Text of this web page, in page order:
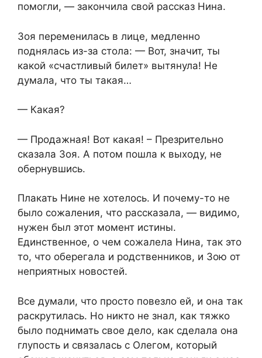
помогли, — закончила свой рассказ Нина.
Зоя переменилась в лице, медленно
поднялась из-за стола: — Вот, значит, ты
какой «счастливый билет» вытянула! Не
думала, что ты такая…
— Какая?
— Продажная! Вот какая! – Презрительно
сказала Зоя. А потом пошла к выходу, не
обернувшись.
Плакать Нине не хотелось. И почему-то не
было сожаления, что рассказала, — видимо,
нужен был этот момент истины.
Единственное, о чем сожалела Нина, так это
то, что оберегала и родственников, и Зою от
неприятных новостей.
Все думали, что просто повезло ей, и она так
раскрутилась. Но никто не знал, как тяжко
было поднимать свое дело, как сделала она
глупость и связалась с Олегом, который